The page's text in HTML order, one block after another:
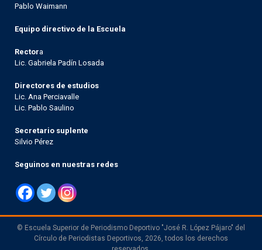
Pablo Waimann
Equipo directivo de la Escuela
Rectora
Lic. Gabriela Padín Losada
Directores de estudios
Lic. Ana Perciavalle
Lic. Pablo Saulino
Secretario suplente
Silvio Pérez
Seguinos en nuestras redes
© Escuela Superior de Periodismo Deportivo "José R. López Pájaro" del
Círculo de Periodistas Deportivos, 2026, todos los derechos